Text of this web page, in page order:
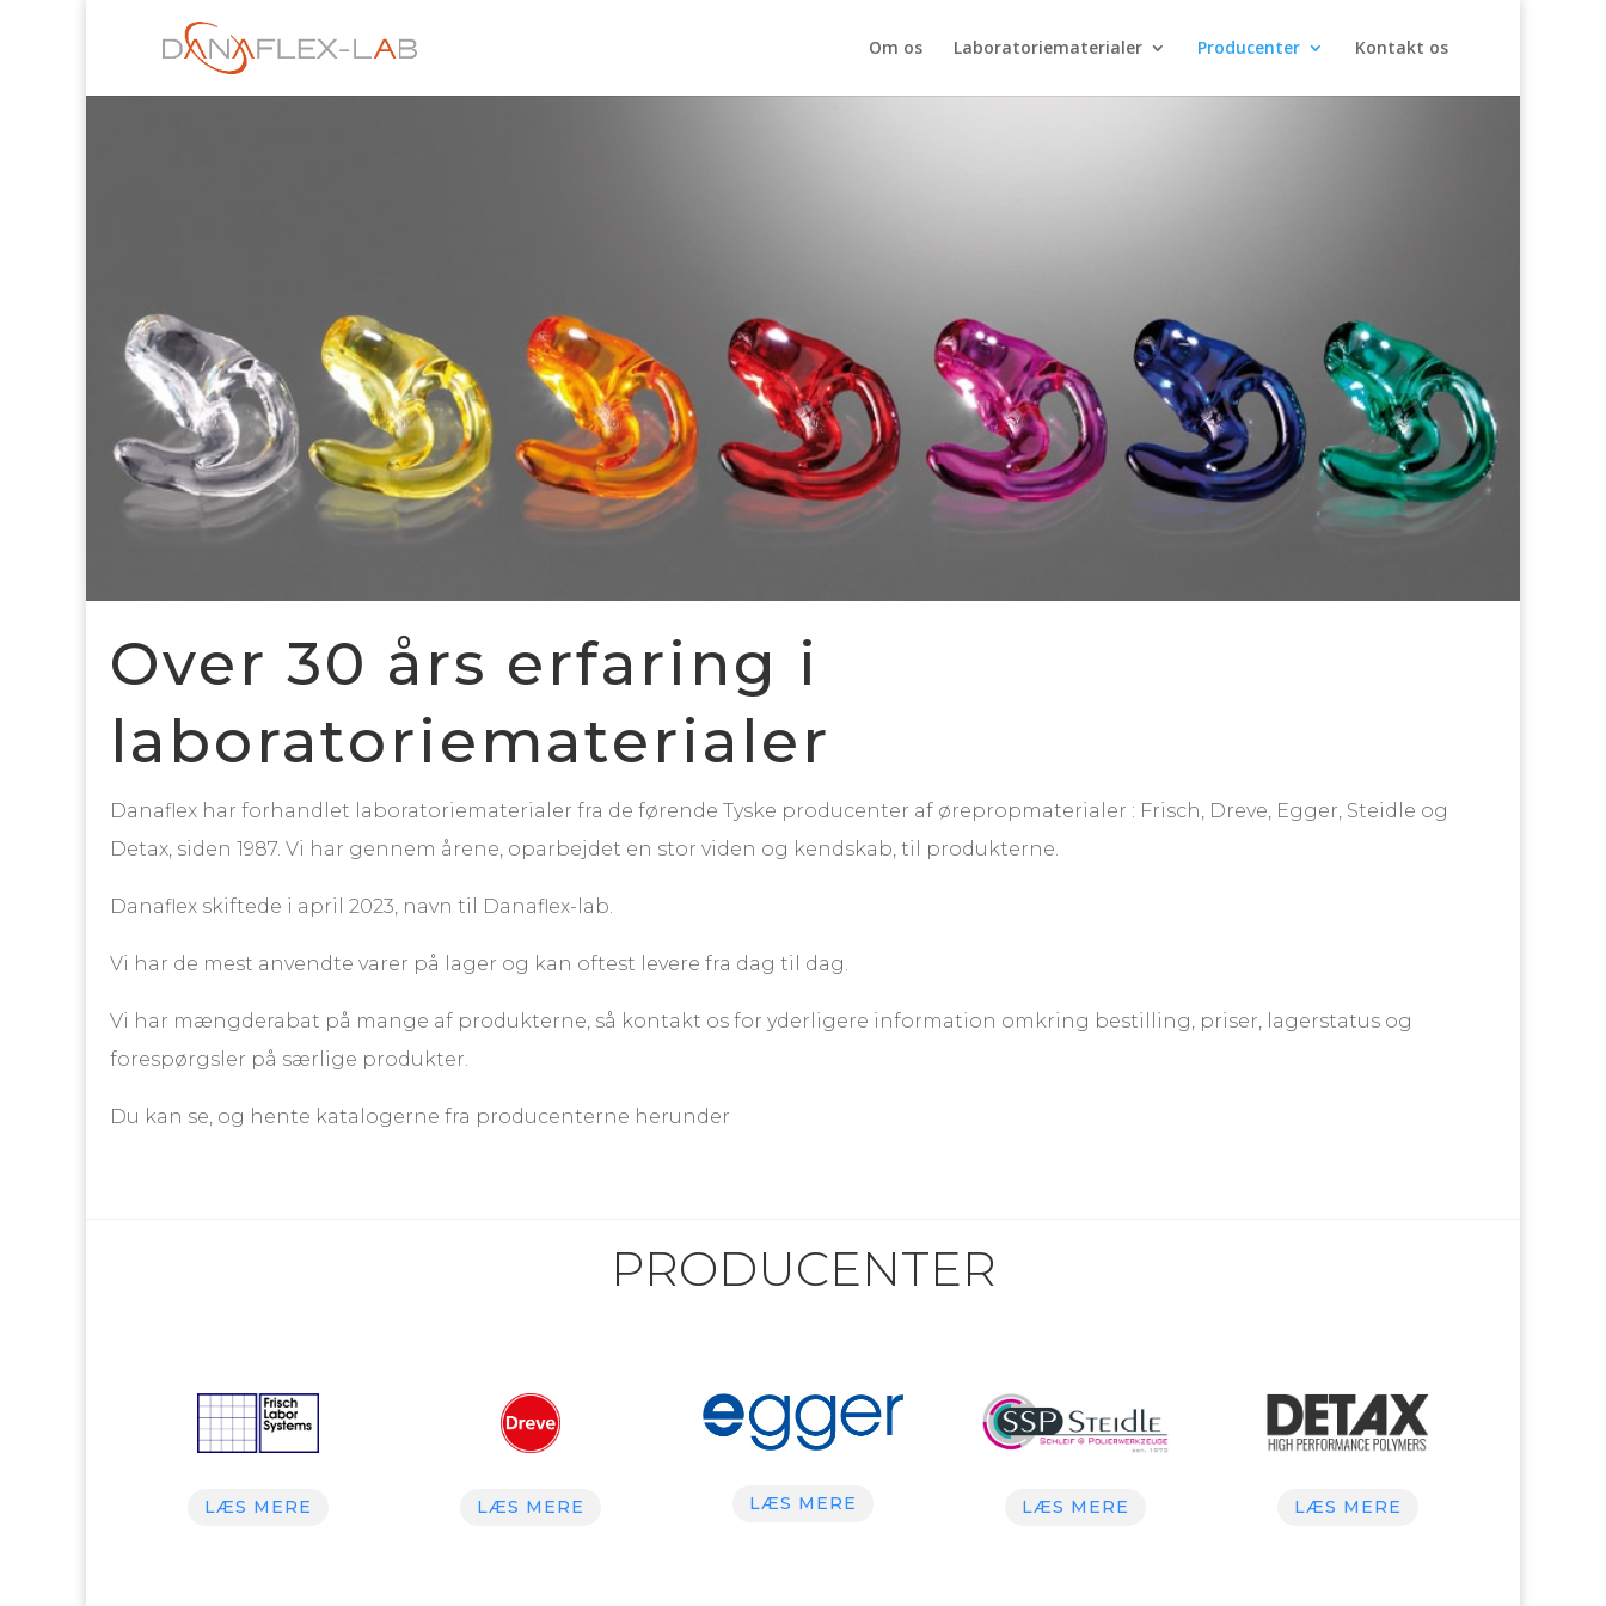
Om os Laboratoriematerialer Producenter Kontakt os
Over 30 års erfaring i
laboratoriematerialer
Danaflex har forhandlet laboratoriematerialer fra de førende Tyske producenter af ørepropmaterialer : Frisch, Dreve, Egger, Steidle og
Detax, siden 1987. Vi har gennem årene, oparbejdet en stor viden og kendskab, til produkterne.
Danaflex skiftede i april 2023, navn til Danaflex-lab.
Vi har de mest anvendte varer på lager og kan oftest levere fra dag til dag.
Vi har mængderabat på mange af produkterne, så kontakt os for yderligere information omkring bestilling, priser, lagerstatus og
forespørgsler på særlige produkter.
Du kan se, og hente katalogerne fra producenterne herunder
PRODUCENTER
LÆS MERE LÆS MERE LÆS MERE LÆS MERE LÆS MERE